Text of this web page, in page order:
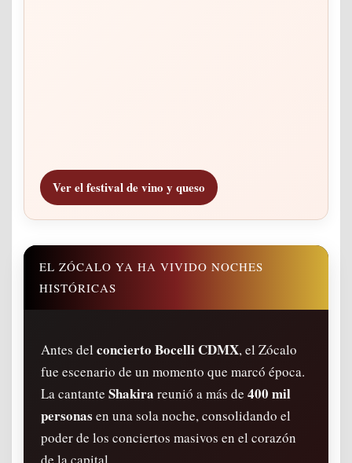
Ver el festival de vino y queso
EL ZÓCALO YA HA VIVIDO NOCHES
HISTÓRICAS
Antes del concierto Bocelli CDMX, el Zócalo
fue escenario de un momento que marcó época.
La cantante Shakira reunió a más de 400 mil
personas en una sola noche, consolidando el
poder de los conciertos masivos en el corazón